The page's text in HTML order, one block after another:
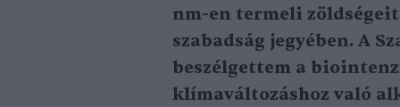
nm-en termeli zöldségeit
szabadság jegyében. A
beszélgettem a
klímaváltozáshoz való